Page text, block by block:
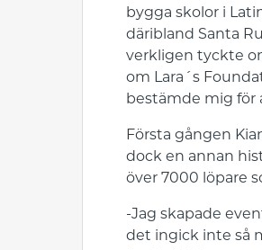
bygga skolor i
däribland Santa
verkligen tyckte
om Lara´s
bestämde mig för
Första gången
dock en annan
över 7000 löpare
-Jag skapade
det ingick inte så